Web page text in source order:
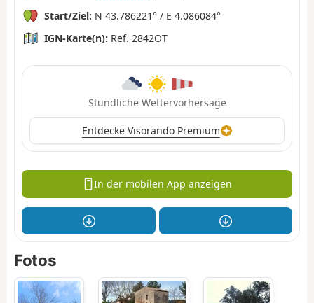
Start/Ziel: N 43.786221° / E 4.086084°
IGN-Karte(n): Ref. 2842OT
Stündliche Wettervorhersage
Entdecke Visorando Premium
In der mobilen App anzeigen
Fotos